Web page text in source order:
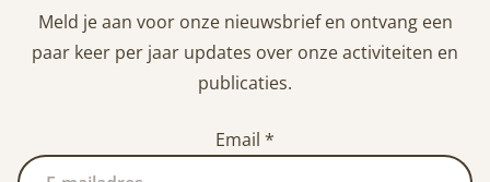
Meld je aan voor onze nieuwsbrief en ontvang een
paar keer per jaar updates over onze activiteiten en
publicaties.
Email *